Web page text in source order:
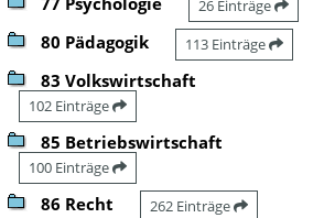
26 Einträge
80 Pädagogik 113 Einträge
83 Volkswirtschaft
102 Einträge
85 Betriebswirtschaft
100 Einträge
86 Recht 262 Einträge